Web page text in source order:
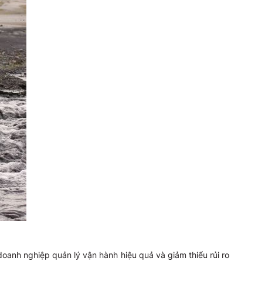
nghiệp quản lý vận hành hiệu quả và giảm thiểu rủi ro